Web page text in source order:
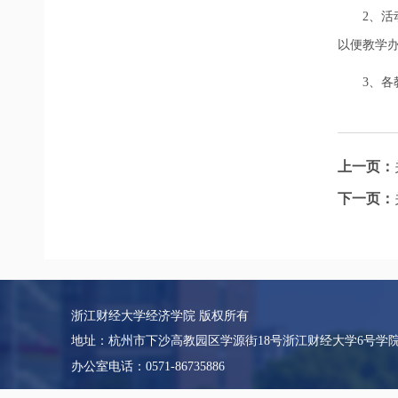
2、活
以便教学
3、各
上一页：
下一页：
浙江财经大学经济学院 版权所有
地址：杭州市下沙高教园区学源街18号浙江财经大学6号学
办公室电话：0571-86735886